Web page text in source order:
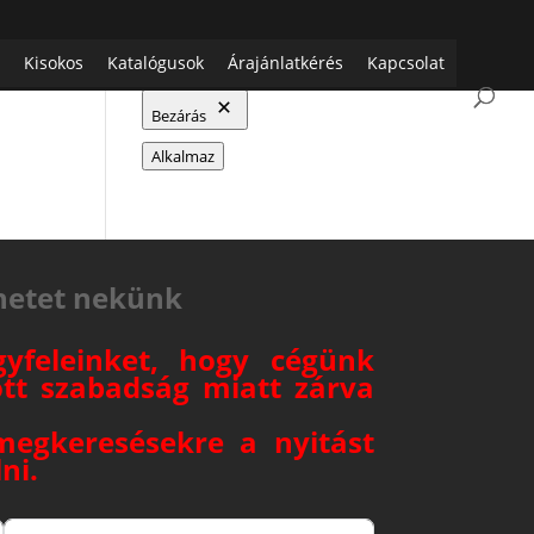
Kisokos Katalógusok Árajánlatkérés Kapcsolat
Termékek szűrése
Bezárás
Alkalmaz
nekünk
hogy cégünk
szabadság miatt zárva
a nyitást